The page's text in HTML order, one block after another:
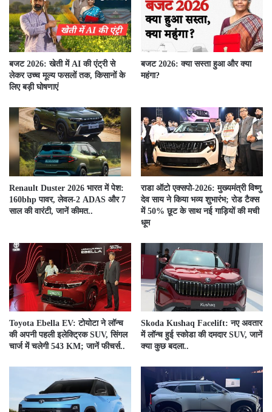
बजट 2026: खेती में AI की एंट्री से
लेकर उच्च मूल्य फसलों तक, किसानों के
लिए बड़ी घोषणाएं
बजट 2026: क्या सस्ता हुआ और क्या
महंगा?
Renault Duster 2026 भारत में पेश:
160bhp पावर, लेवल-2 ADAS और 7
साल की वारंटी, जानें कीमत..
राडा ऑटो एक्सपो-2026: मुख्यमंत्री विष्णु
देव साय ने किया भव्य शुभारंभ; रोड टैक्स
में 50% छूट के साथ नई गाड़ियों की मची
धूम
Toyota Ebella EV: टोयोटा ने लॉन्च
की अपनी पहली इलेक्ट्रिक SUV, सिंगल
चार्ज में चलेगी 543 KM; जानें फीचर्स..
Skoda Kushaq Facelift: नए अवतार
में लॉन्च हुई स्कोडा की दमदार SUV, जानें
क्या कुछ बदला..